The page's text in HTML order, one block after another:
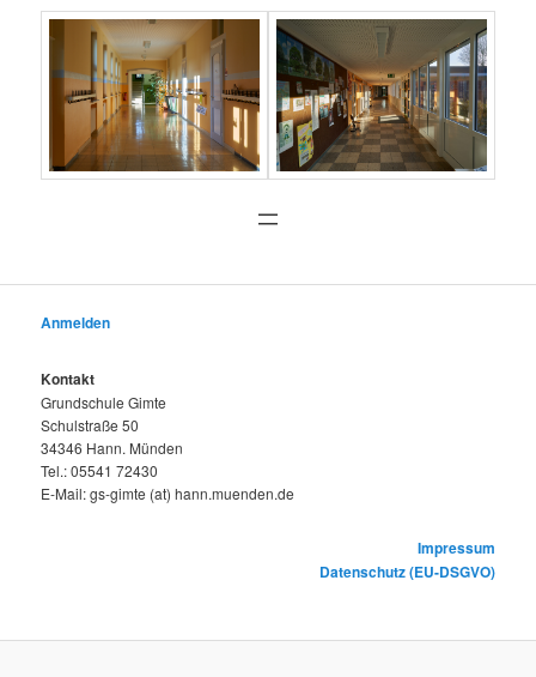
Anmelden
Kontakt
Grundschule Gimte
Schulstraße 50
34346 Hann. Münden
Tel.: 05541 72430
E-Mail: gs-gimte (at) hann.muenden.de
Impressum
Datenschutz (EU-DSGVO)